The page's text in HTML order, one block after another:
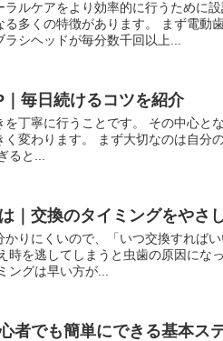
ルケアをより効率的に行うために
多くの特徴があります。 まず電動
シヘッドが毎分数千回以上...
毎日続けるコツを紹介
丁寧に行うことです。 その中心と
変わります。 まず大切なのは自分
ると...
｜交換のタイミングをやさ
りにくいので、「いつ交換すれば
時を逃してしまうと虫歯の原因にな
ングは早い方が...
者でも簡単にできる基本ス